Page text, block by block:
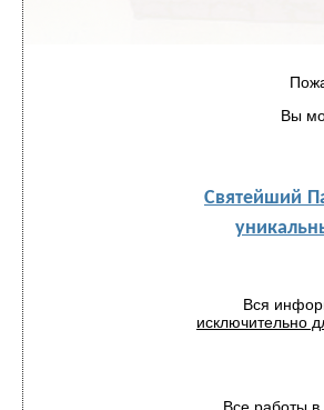
Вы
Святейший
Вся
исключительно